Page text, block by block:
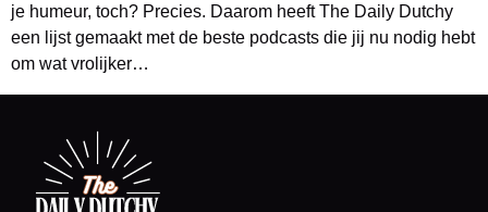
je humeur, toch? Precies. Daarom heeft The Daily Dutchy
een lijst gemaakt met de beste podcasts die jij nu nodig hebt
om wat vrolijker…